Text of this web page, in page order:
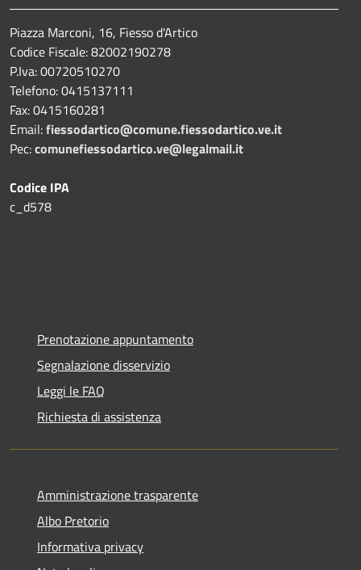
Piazza Marconi, 16, Fiesso d'Artico
Codice Fiscale: 82002190278
P.Iva: 00720510270
Telefono:0415137111
Fax:0415160281
Email:fiessodartico@comune.fiessodartico.ve.it
Pec:comunefiessodartico.ve@legalmail.it
Codice IPA
c_d578
Prenotazione appuntamento
Segnalazione disservizio
Leggi le FAQ
Richiesta di assistenza
Amministrazione trasparente
Albo Pretorio
Informativa privacy